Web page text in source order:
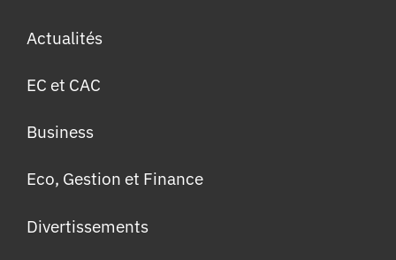
Actualités
EC et CAC
Business
Eco, Gestion et Finance
Divertissements